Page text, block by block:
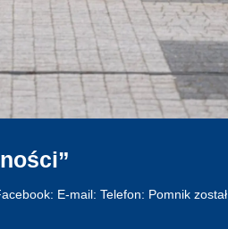
E-mail: Telefon: Pomnik został